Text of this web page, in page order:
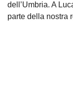
dell’Umbria. A
parte della nostra